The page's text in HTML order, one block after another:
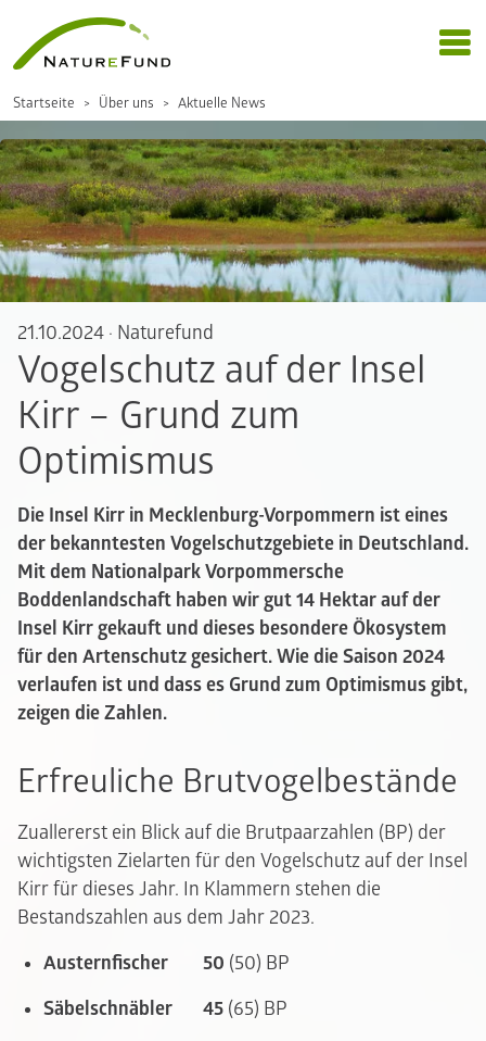
Startseite Über uns Aktuelle News
21.10.2024 · Naturefund
Vogelschutz auf der Insel
Kirr – Grund zum
Optimismus
Die Insel Kirr in Mecklenburg-Vorpommern ist eines
der bekanntesten Vogelschutzgebiete in Deutschland.
Mit dem Nationalpark Vorpommersche
Boddenlandschaft haben wir gut 14 Hektar auf der
Insel Kirr gekauft und dieses besondere Ökosystem
für den Artenschutz gesichert. Wie die Saison 2024
verlaufen ist und dass es Grund zum Optimismus gibt,
zeigen die Zahlen.
Erfreuliche Brutvogelbestände
Zuallererst ein Blick auf die Brutpaarzahlen (BP) der
wichtigsten Zielarten für den Vogelschutz auf der Insel
Kirr für dieses Jahr. In Klammern stehen die
Bestandszahlen aus dem Jahr 2023.
Austernfischer
50 (50) BP
Säbelschnäbler
45 (65) BP